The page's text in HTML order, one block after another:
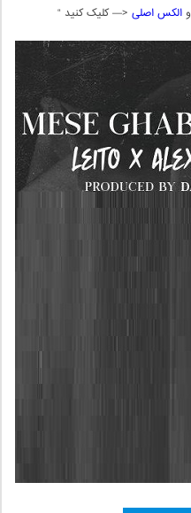
والکس اصلی <— کلیک کنید “